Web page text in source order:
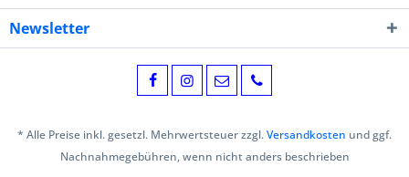
Newsletter
* Alle Preise inkl. gesetzl. Mehrwertsteuer zzgl.Versandkosten und ggf.
Nachnahmegebühren, wenn nicht anders beschrieben